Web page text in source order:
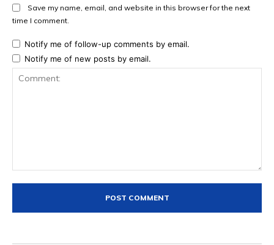
Save my name, email, and website in this browser for the next
time I comment.
Notify me of follow-up comments by email.
Notify me of new posts by email.